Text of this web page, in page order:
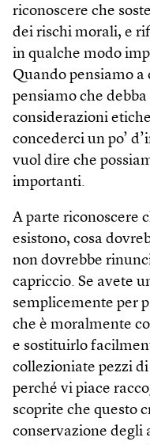
riconoscere che
dei rischi morali, e
in qualche modo
Quando pensiamo a
pensiamo che
considerazioni
concederci un po’
vuol dire che
importanti.
A parte riconoscere
esistono, cosa
non dovrebbe
capriccio. Se avete
semplicemente per
che è moralmente
e sostituirlo
collezioniate pezzi
perché vi piace
scoprite che questo
conservazione degli